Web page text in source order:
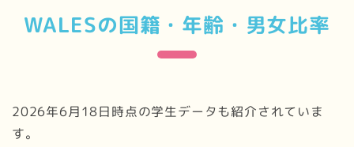
WALESの国籍・年齢・男女比率
2026年6月18日時点の学生データも紹介されていま
す。